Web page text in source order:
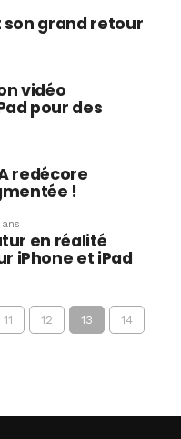
son grand retour
vidéo
pour des
redécore
!
en réalité
iPhone et iPad
11 12 13 14